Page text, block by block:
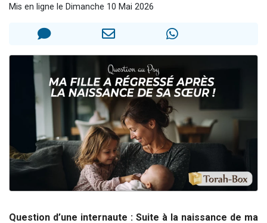
12 nouvelles musiques dans Torah-Box Music
Mis en ligne le Dimanche 10 Mai 2026
Question d’une internaute : Suite à la naissance de ma